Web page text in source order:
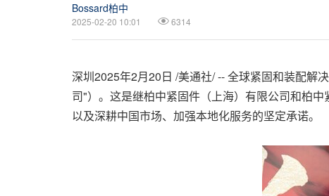
Bossard柏中
2025-02-20 10:01 6314
深圳2025年2月20日 /美通社/ --全球紧固和装配解
司"）。这是继柏中紧固件（上海）有限公司和柏
以及深耕中国市场、加强本地化服务的坚定承诺。